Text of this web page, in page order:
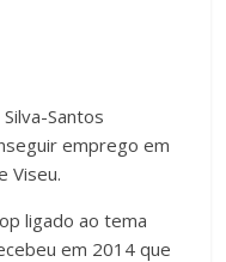
Santos
emprego em
Viseu.
ligado ao tema
em 2014 que